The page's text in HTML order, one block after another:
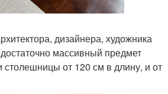
дизайнера, художника
массивный предмет
от 120 см в длину, и от